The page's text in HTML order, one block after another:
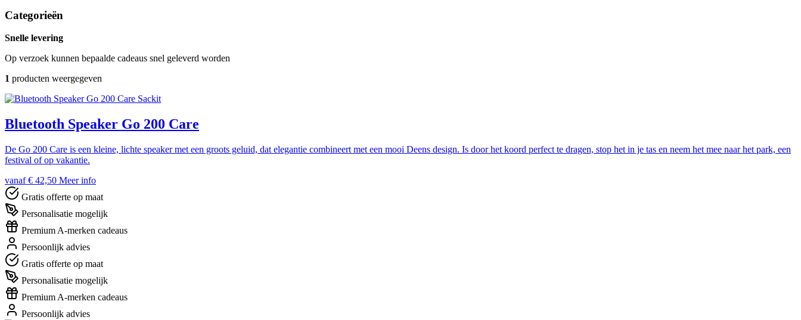
Categorieën
Snelle levering
Op verzoek kunnen bepaalde cadeaus snel geleverd worden
1 producten weergegeven
Sackit
Bluetooth Speaker Go 200 Care
De Go 200 Care is een kleine, lichte speaker met een groots geluid, dat elegantie combineert met een mooi Deens design. Is door het koord perfect te dragen, stop het in je tas en neem het mee naar het park, een
festival of op vakantie.
vanaf € 42,50 Meer info
Gratis offerte op maat
Personalisatie mogelijk
Premium A-merken cadeaus
Persoonlijk advies
Gratis offerte op maat
Personalisatie mogelijk
Premium A-merken cadeaus
Persoonlijk advies